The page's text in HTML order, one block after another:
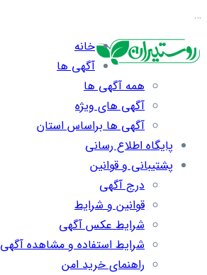
…
خانه
آگهی ها
همه آگهی ها
آگهی های ویژه
آگهی ها براساس استان
پایگاه اطلاع رسانی
پشتیبانی و قوانین
درج آگهی
قوانین و شرایط
شرایط عکس آگهی
شرایط استفاده و مشاهده آگهی
راهنمای خرید امن